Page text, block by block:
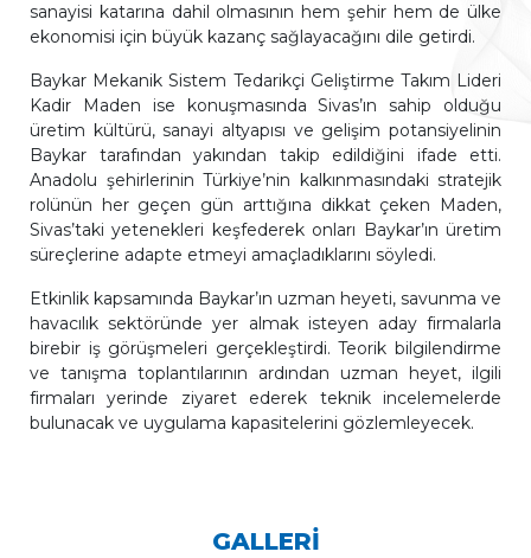
sanayisi katarına dahil olmasının hem şehir hem de ülke
ekonomisi için büyük kazanç sağlayacağını dile getirdi.
Baykar Mekanik Sistem Tedarikçi Geliştirme Takım Lideri
Kadir Maden ise konuşmasında Sivas’ın sahip olduğu
üretim kültürü, sanayi altyapısı ve gelişim potansiyelinin
Baykar tarafından yakından takip edildiğini ifade etti.
Anadolu şehirlerinin Türkiye’nin kalkınmasındaki stratejik
rolünün her geçen gün arttığına dikkat çeken Maden,
Sivas’taki yetenekleri keşfederek onları Baykar’ın üretim
süreçlerine adapte etmeyi amaçladıklarını söyledi.
Etkinlik kapsamında Baykar’ın uzman heyeti, savunma ve
havacılık sektöründe yer almak isteyen aday firmalarla
birebir iş görüşmeleri gerçekleştirdi. Teorik bilgilendirme
ve tanışma toplantılarının ardından uzman heyet, ilgili
firmaları yerinde ziyaret ederek teknik incelemelerde
bulunacak ve uygulama kapasitelerini gözlemleyecek.
GALLERI